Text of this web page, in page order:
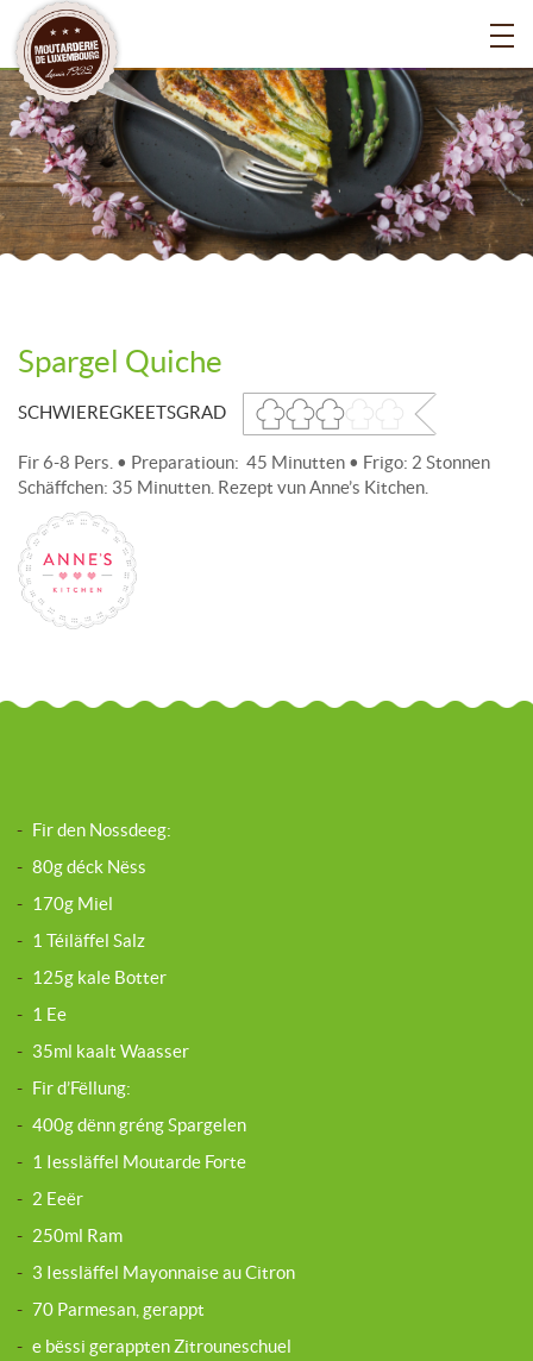
Spargel Quiche
SCHWIEREGKEETSGRAD
Fir 6-8 Pers. • Preparatioun: 45 Minutten • Frigo: 2 Stonnen
Schäffchen: 35 Minutten. Rezept vun Anne’s Kitchen.
- Fir den Nossdeeg:
- 80g déck Nëss
- 170g Miel
- 1 Téiläffel Salz
- 125g kale Botter
- 1 Ee
- 35ml kaalt Waasser
- Fir d’Fëllung:
- 400g dënn gréng Spargelen
- 1 Iessläffel Moutarde Forte
- 2 Eeër
- 250ml Ram
- 3 Iessläffel Mayonnaise au Citron
- 70 Parmesan, gerappt
- e bëssi gerappten Zitrouneschuel